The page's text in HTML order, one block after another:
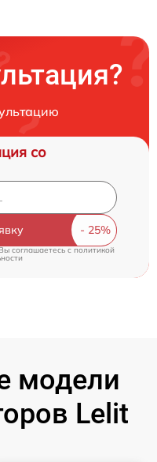
со
соглашаетесь cполитикой
модели
Lelit